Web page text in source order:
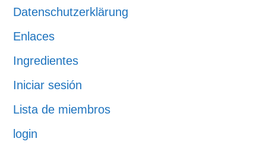
Datenschutzerklärung
Enlaces
Ingredientes
Iniciar sesión
Lista de miembros
login